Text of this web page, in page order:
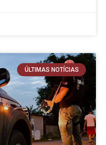
ÚLTIMAS NOTÍCIAS